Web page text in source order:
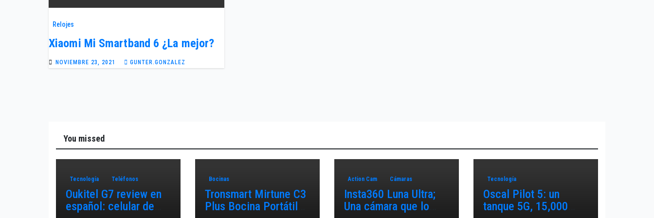
Relojes
Xiaomi Mi Smartband 6 ¿La mejor?
NOVIEMBRE 23, 2021 GUNTER.GONZALEZ
You missed
Tecnología Teléfonos
Oukitel G7 review en
español: celular de
Bocinas
Tronsmart Mirtune C3
Plus Bocina Portátil
Action Cam Cámaras
Insta360 Luna Ultra;
Una cámara que lo
Tecnología
Oscal Pilot 5: un
tanque 5G, 15,000